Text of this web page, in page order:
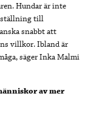
Hundar är inte
till
snabbt att
villkor. Ibland är
säger Inka Malmi
av mer